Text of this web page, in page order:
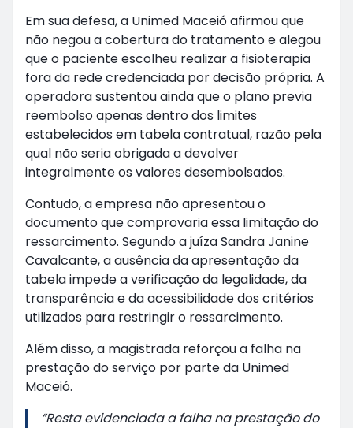
Em sua defesa, a Unimed Maceió afirmou que
não negou a cobertura do tratamento e alegou
que o paciente escolheu realizar a fisioterapia
fora da rede credenciada por decisão própria. A
operadora sustentou ainda que o plano previa
reembolso apenas dentro dos limites
estabelecidos em tabela contratual, razão pela
qual não seria obrigada a devolver
integralmente os valores desembolsados.
Contudo, a empresa não apresentou o
documento que comprovaria essa limitação do
ressarcimento. Segundo a juíza Sandra Janine
Cavalcante, a ausência da apresentação da
tabela impede a verificação da legalidade, da
transparência e da acessibilidade dos critérios
utilizados para restringir o ressarcimento.
Além disso, a magistrada reforçou a falha na
prestação do serviço por parte da Unimed
Maceió.
“Resta evidenciada a falha na prestação do